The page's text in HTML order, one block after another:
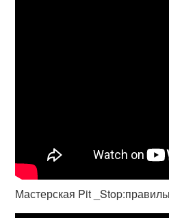
Мастерская Pit